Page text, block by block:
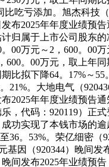
比吃亏添加。旭杰科技
布2025年年度业绩预
归属于上市公司股东
00万元～2，600。00
600。00万元，取上年
比拟下降64。17%～
21%。大地电气（
2025年年度业绩预告
，代码：920119）正
功实现了本钱市场的逾
36。53%。荣亿细密
基因（920344）晚间
间发布2025年业绩预